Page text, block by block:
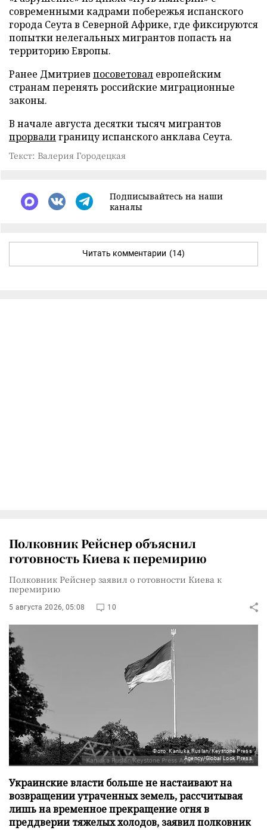
современными кадрами побережья испанского
города Сеута в Северной Африке, где фиксируются
попытки нелегальных мигрантов попасть на
территорию Европы.
Ранее Дмитриев посоветовал европейским
странам перенять российские миграционные
законы.
В начале августа десятки тысяч мигрантов
прорвалиграницу испанского анклава Сеута.
Текст: Валерия Городецкая
Подписывайтесь на наши
каналы
Читать комментарии (14)
Полковник Рейснер объяснил
готовность Киева к перемирию
Полковник Рейснер заявил о готовности Киева к
перемирию
5 августа 2026, 05:08 10
Фото: Kaniuka Ruslan/Keystone Press
Agency/Global Look Press
Украинские власти больше не настаивают на
возвращении утраченных земель, рассчитывая
лишь на временное прекращение огня в
преддверии тяжелых холодов, заявил полковник